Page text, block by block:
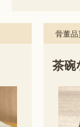
骨董品
茶碗